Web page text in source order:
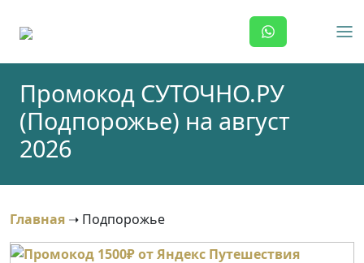
Промокод СУТОЧНО.РУ
(Подпорожье) на август
2026
Главная ➝ Подпорожье